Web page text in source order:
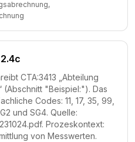
CTA:3413 „Abteilung
"Beispiel:"). Das
Codes: 11, 17, 35, 99,
und SG4. Quelle:
Prozeskontext:
von Messwerten.